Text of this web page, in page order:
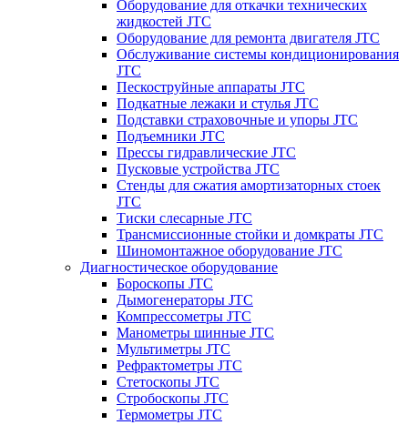
Оборудование для откачки технических
жидкостей JTC
Оборудование для ремонта двигателя JTC
Обслуживание системы кондиционирования
JTC
Пескоструйные аппараты JTC
Подкатные лежаки и стулья JTC
Подставки страховочные и упоры JTC
Подъемники JTC
Прессы гидравлические JTC
Пусковые устройства JTC
Стенды для сжатия амортизаторных стоек
JTC
Тиски слесарные JTC
Трансмиссионные стойки и домкраты JTC
Шиномонтажное оборудование JTC
Диагностическое оборудование
Бороскопы JTC
Дымогенераторы JTC
Компрессометры JTC
Манометры шинные JTC
Мультиметры JTC
Рефрактометры JTC
Стетоскопы JTC
Стробоскопы JTC
Термометры JTC